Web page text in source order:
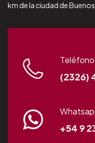
km de la ciudad de Buenos
Teléfono
(2326)
+54 9